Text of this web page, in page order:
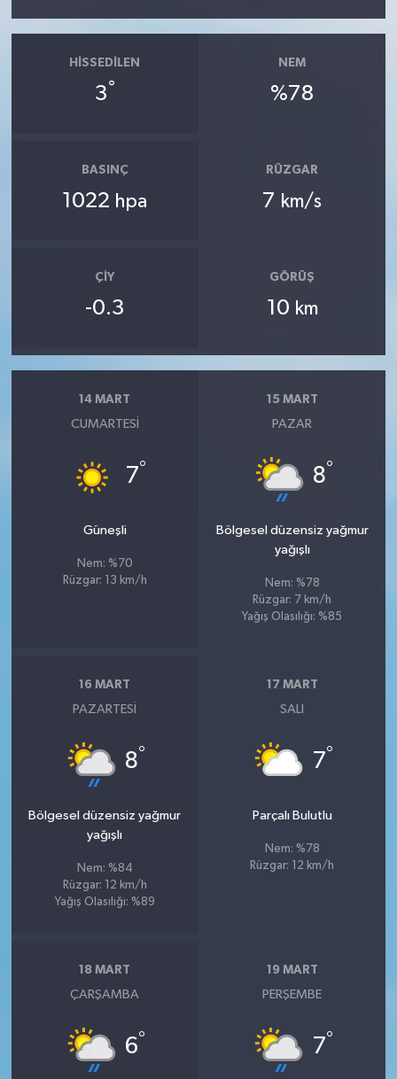
HISSEDILEN
3°
NEM
%78
BASINÇ
1022 hpa
RÜZGAR
7 km/s
ÇIY
-0.3
GÖRÜŞ
10 km
14 MART
CUMARTESI
7°
Güneşli
Nem: %70
Rüzgar: 13 km/h
15 MART
PAZAR
8°
Bölgesel düzensiz yağmur
yağışlı
Nem: %78
Rüzgar: 7 km/h
Yağış Olasılığı: %85
16 MART
PAZARTESI
8°
Bölgesel düzensiz yağmur
yağışlı
Nem: %84
Rüzgar: 12 km/h
Yağış Olasılığı: %89
17 MART
SALI
7°
Parçalı Bulutlu
Nem: %78
Rüzgar: 12 km/h
18 MART
ÇARŞAMBA
6°
19 MART
PERŞEMBE
7°